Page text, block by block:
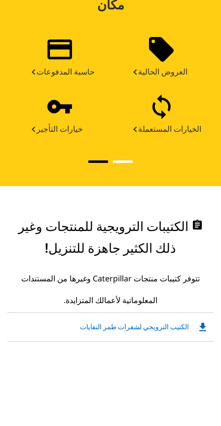
مكان
حاسبة المدفوعات العروض الحالية
خيارات التأجير الخيارات المستعملة
assignment الكتيبات الترويجية للمنتجات وغير
ذلك الكثير جاهزة للتنزيل!
تتوفر كتيبات منتجات Caterpillar وغيرها من المستندات
المعلوماتية لأعمالك المتزايدة.
الكتيب الترويجي لشفرات طمر النفاياتDownloadable
file_download